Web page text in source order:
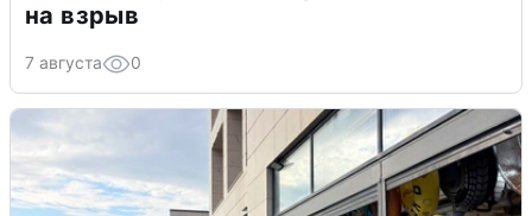
на взрыв
7 августа 0